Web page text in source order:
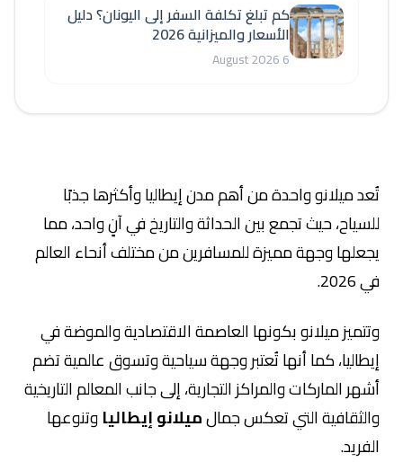
تُعد ميلانو واحدة من أهم مدن إيطاليا وأكثرها جذبًا
للسياح، حيث تجمع بين الحداثة والتاريخ في آنٍ واحد، مما
يجعلها وجهة مميزة للمسافرين من مختلف أنحاء العالم
في 2026.
وتتميز ميلانو بكونها العاصمة الاقتصادية والموضة في
إيطاليا، كما أنها تُعتبر وجهة سياحية وتسوق عالمية تضم
أشهر الماركات والمراكز التجارية، إلى جانب المعالم التاريخية
والثقافية التي تعكس جمالميلانو إيطالياوتنوعها
الفريد.
كم تبلغ تكلفة السفر إلى اليونان؟ دليل
الأسعار والميزانية 2026
6 August 2026